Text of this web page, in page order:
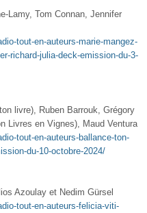
Lamy, Tom Connan, Jennifer
tout-en-auteurs-marie-mangez-
richard-julia-deck-emission-du-3-
livre), Ruben Barrouk, Grégory
Livres en Vignes), Maud Ventura
tout-en-auteurs-ballance-ton-
du-10-octobre-2024/
Azoulay et Nedim Gürsel
tout-en-auteurs-felicia-viti-